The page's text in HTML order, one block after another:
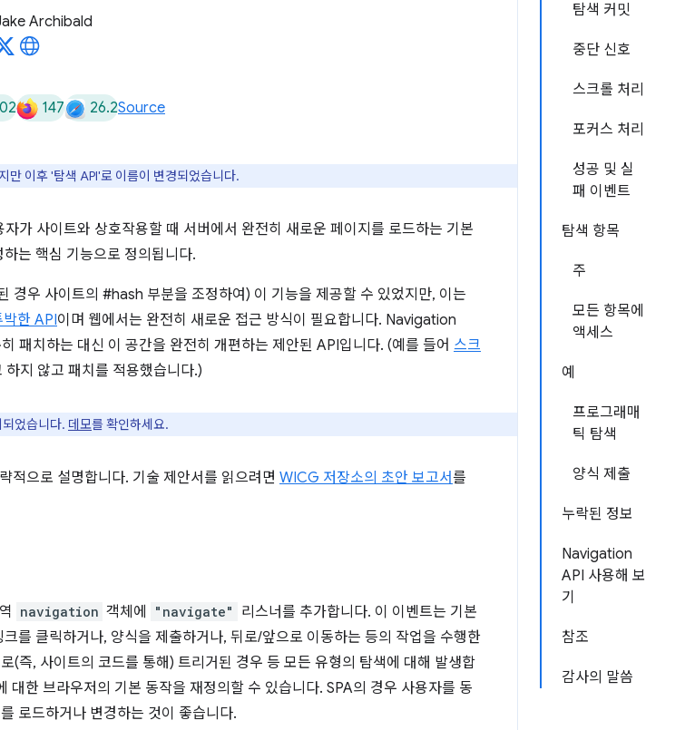
탐색 커밋
중단 신호
스크롤 처리
포커스 처리
성공 및 실
패 이벤트
탐색 항목
주
모든 항목에
액세스
예
프로그래매
틱 탐색
양식 제출
누락된 정보
Navigation
API 사용해 보
기
참조
감사의 말씀
Archibald
147 26.2Source
만 이후 '탐색 API'로 이름이 변경되었습니다.
가 사이트와 상호작용할 때 서버에서 완전히 새로운 페이지를 로드하는 기본
는 핵심 기능으로 정의됩니다.
경우 사이트의 #hash 부분을 조정하여) 이 기능을 제공할 수 있었지만, 이는
박한 API이며 웹에서는 완전히 새로운 접근 방식이 필요합니다. Navigation
패치하는 대신 이 공간을 완전히 개편하는 제안된 API입니다. (예를 들어 스크
지 않고 패치를 적용했습니다.)
었습니다. 데모를 확인하세요.
으로 설명합니다. 기술 제안서를 읽으려면 WICG 저장소의 초안 보고서를
navigation 객체에 "navigate"
리스너를 추가합니다. 이 이벤트는 기본
를 클릭하거나, 양식을 제출하거나, 뒤로/앞으로 이동하는 등의 작업을 수행한
(즉, 사이트의 코드를 통해) 트리거된 경우 등 모든 유형의 탐색에 대해 발생합
대한 브라우저의 기본 동작을 재정의할 수 있습니다. SPA의 경우 사용자를 동
로드하거나 변경하는 것이 좋습니다.